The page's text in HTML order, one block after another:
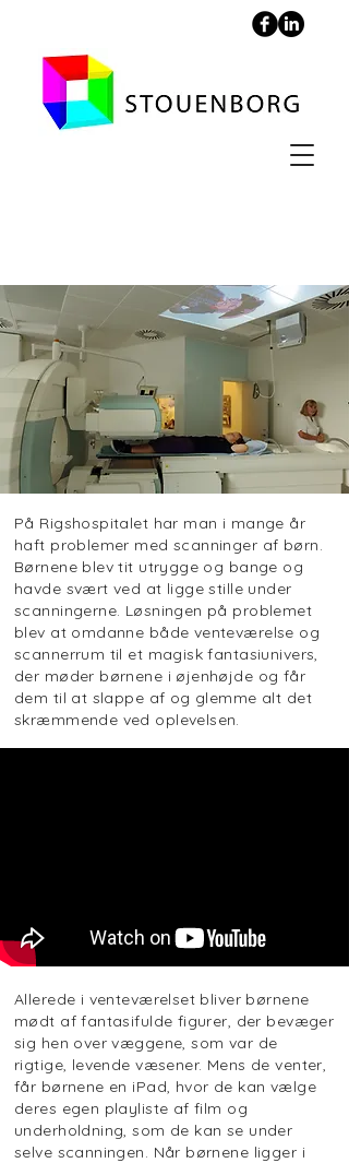
På Rigshospitalet har man i mange år
haft problemer med scanninger af børn.
Børnene blev tit utrygge og bange og
havde svært ved at ligge stille under
scanningerne. Løsningen på problemet
blev at omdanne både venteværelse og
scannerrum til et magisk fantasiunivers,
der møder børnene i øjenhøjde og får
dem til at slappe af og glemme alt det
skræmmende ved oplevelsen.
Allerede i venteværelset bliver børnene
mødt af fantasifulde figurer, der bevæger
sig hen over væggene, som var de
rigtige, levende væsener. Mens de venter,
får børnene en iPad, hvor de kan vælge
deres egen playliste af film og
underholdning, som de kan se under
selve scanningen. Når børnene ligger i